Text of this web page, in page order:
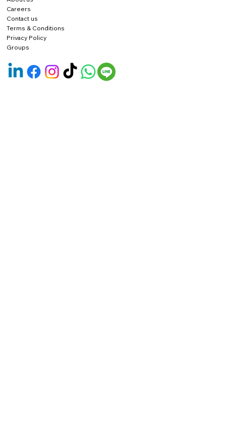
Careers
Contact us
Terms & Conditions
Privacy Policy
Groups